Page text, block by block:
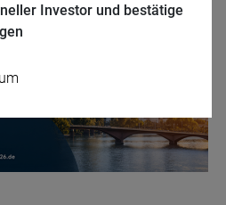
Investor und bestätige